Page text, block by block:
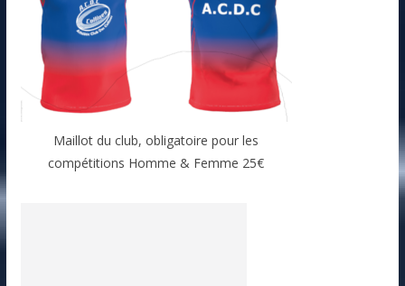
Maillot du club, obligatoire pour les
compétitions Homme & Femme 25€